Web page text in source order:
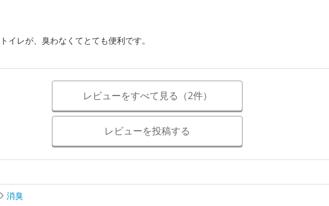
イレが、臭わなくてとても便利です。
レビューをすべて見る（2件）
レビューを投稿する
消臭